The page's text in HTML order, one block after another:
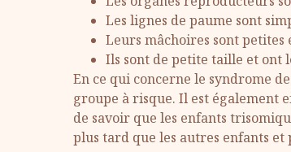
Les lignes de paume sont
Leurs mâchoires sont
Ils sont de petite taille et ont
En ce qui concerne le syndrome
groupe à risque. Il est également
de savoir que les enfants
plus tard que les autres enfants et